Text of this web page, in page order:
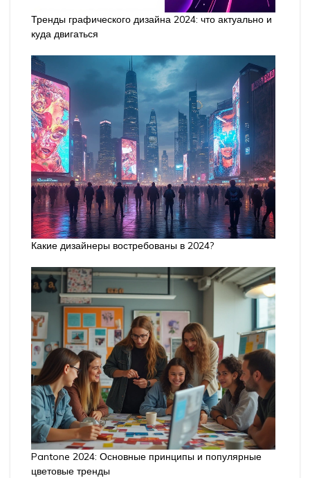
Тренды графического дизайна 2024: что актуально и
куда двигаться
Какие дизайнеры востребованы в 2024?
Pantone 2024: Основные принципы и популярные
цветовые тренды